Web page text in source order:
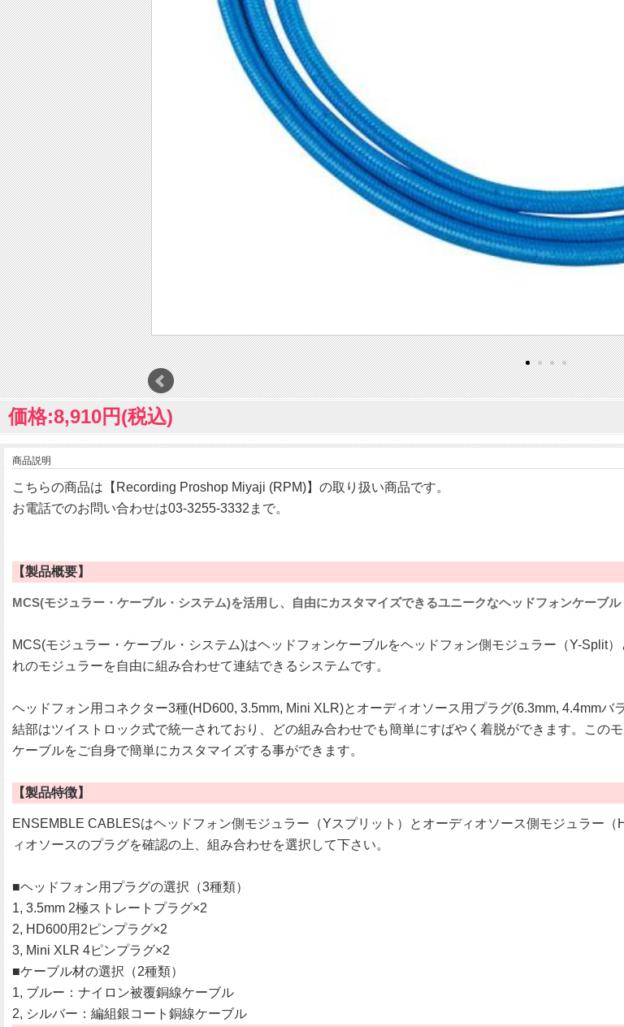
価格:8,910円(税込)
商品説明
こちらの商品は【Recording Proshop Miyaji (RPM)】の取り扱い商品です。
お電話でのお問い合わせは03-3255-3332まで。
【製品概要】
MCS(モジュラー・ケーブル・システム)を活用し、自由にカスタマイズできるユニークなヘッドフォンケーブル
MCS(モジュラー・ケーブル・システム)はヘッドフォンケーブルをヘッドフォン側モジュラー（Y-Split
れのモジュラーを自由に組み合わせて連結できるシステムです。
ヘッドフォン用コネクター3種(HD600, 3.5mm, Mini XLR)とオーディオソース用プラグ(6.3mm, 4.4mm
結部はツイストロック式で統一されており、どの組み合わせでも簡単にすばやく着脱ができます。この
ケーブルをご自身で簡単にカスタマイズする事ができます。
【製品特徴】
ENSEMBLE CABLESはヘッドフォン側モジュラー（Yスプリット）とオーディオソース側モジュラー
ィオソースのプラグを確認の上、組み合わせを選択して下さい。
■ヘッドフォン用プラグの選択（3種類）
1, 3.5mm 2極ストレートプラグ×2
2, HD600用2ピンプラグ×2
3, Mini XLR 4ピンプラグ×2
■ケーブル材の選択（2種類）
1, ブルー：ナイロン被覆銅線ケーブル
2, シルバー：編組銀コート銅線ケーブル